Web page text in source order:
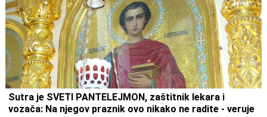
Sutra je SVETI PANTELEJMON, zaštitnik lekara i
vozača: Na njegov praznik ovo nikako ne radite - veruje